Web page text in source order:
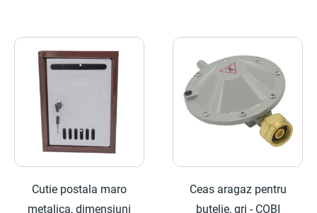
Cutie postala maro
metalica, dimensiuni
Ceas aragaz pentru
butelie, gri - COBI